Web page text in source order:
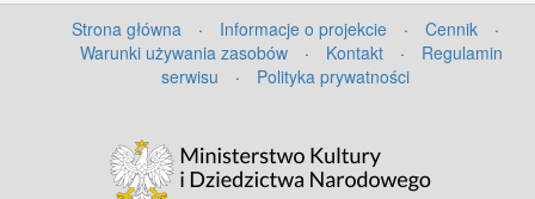
Strona główna · Informacje o projekcie · Cennik
·
Warunki używania zasobów
· Kontakt ·
Regulamin
serwisu
· Polityka prywatności